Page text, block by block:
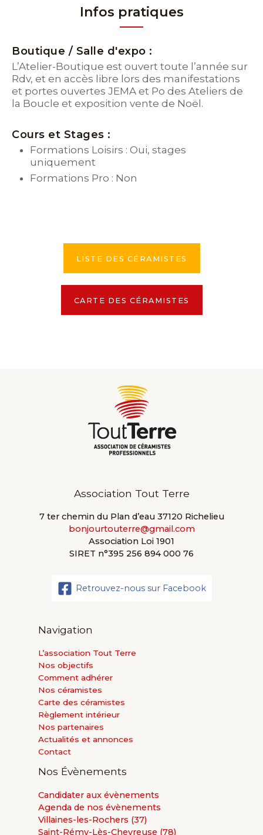
Infos pratiques
Boutique / Salle d'expo :
L’Atelier-Boutique est ouvert toute l’année sur
Rdv, et en accès libre lors des manifestations
et portes ouvertes JEMA et Po des Ateliers de
la Boucle et exposition vente de Noël.
Cours et Stages :
Formations Loisirs : Oui, stages
uniquement
Formations Pro : Non
LISTE DES CÉRAMISTES
CARTE DES CÉRAMISTES
Association Tout Terre
7 ter chemin du Plan d’eau 37120 Richelieu
bonjourtouterre@gmail.com
Association Loi 1901
SIRET n°395 256 894 000 76
Retrouvez-nous sur Facebook
Navigation
L’association Tout Terre
Nos objectifs
Comment adhérer
Nos céramistes
Carte des céramistes
Règlement intérieur
Nos partenaires
Actualités et annonces
Contact
Nos Évènements
Candidater aux évènements
Agenda de nos évènements
Villaines-les-Rochers (37)
Saint-Rémy-Lès-Chevreuse (78)